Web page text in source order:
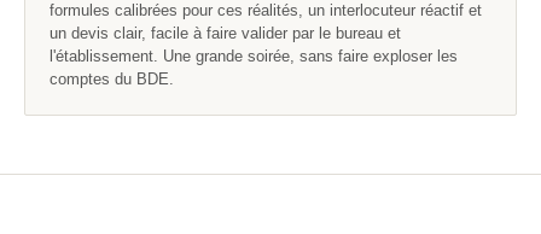
formules calibrées pour ces réalités, un interlocuteur réactif et
un devis clair, facile à faire valider par le bureau et
l'établissement. Une grande soirée, sans faire exploser les
comptes du BDE.